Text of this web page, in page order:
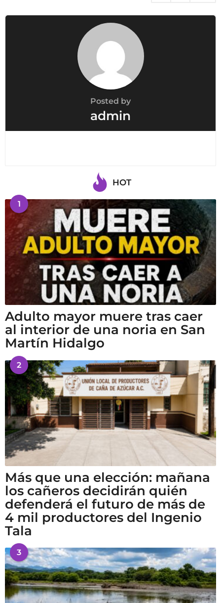
Posted by
admin
HOT
1
Adulto mayor muere tras caer
al interior de una noria en San
Martín Hidalgo
2
Más que una elección: mañana
los cañeros decidirán quién
defenderá el futuro de más de
4 mil productores del Ingenio
Tala
3